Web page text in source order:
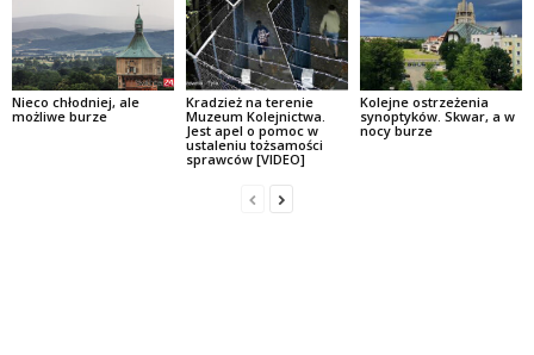
Nieco chłodniej, ale
możliwe burze
Kradzież na terenie
Muzeum Kolejnictwa.
Jest apel o pomoc w
ustaleniu tożsamości
sprawców [VIDEO]
Kolejne ostrzeżenia
synoptyków. Skwar, a w
nocy burze